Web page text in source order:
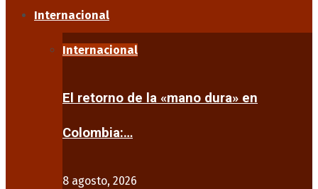
Internacional
Internacional
El retorno de la «mano dura» en
Colombia:…
8 agosto, 2026